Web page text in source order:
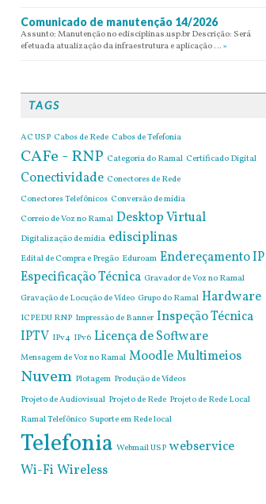
Comunicado de manutenção 14/2026
Assunto: Manutenção no edisciplinas.usp.br Descrição: Será
efetuada atualização da infraestrutura e aplicação … »
TAGS
AC USP Cabos de Rede Cabos de Tefefonia
CAFe - RNP Categoria do Ramal Certificado Digital
Conectividade Conectores de Rede
Conectores Telefônicos Conversão de mídia
Correio de Voz no Ramal Desktop Virtual
Digitalização de mídia edisciplinas
Edital de Compra e Pregão Eduroam Endereçamento IP
Especificação Técnica Gravador de Voz no Ramal
Gravação de Locução de Vídeo Grupo do Ramal Hardware
ICPEDU RNP Impressão de Banner Inspeção Técnica
IPTV IPv4 IPv6 Licença de Software
Mensagem de Voz no Ramal MoodleMultimeios
Nuvem Plotagem Produção de Vídeos
Projeto de Audiovisual Projeto de Rede Projeto de Rede Local
Ramal Telefônico Suporte em Rede local
Telefonia Webmail USP webservice
Wi-Fi Wireless